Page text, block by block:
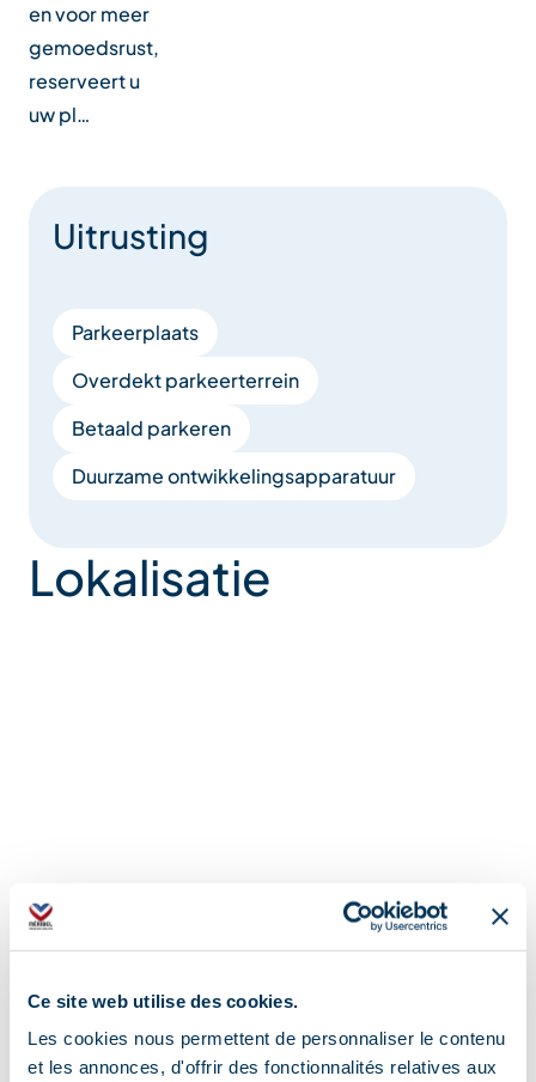
Ce site web utilise des cookies.
Les cookies nous permettent de personnaliser le contenu
et les annonces, d'offrir des fonctionnalités relatives aux
en voor meer
gemoedsrust,
reserveert u
uw pl…
Uitrusting
Parkeerplaats
Overdekt parkeerterrein
Betaald parkeren
Duurzame ontwikkelingsapparatuur
Lokalisatie